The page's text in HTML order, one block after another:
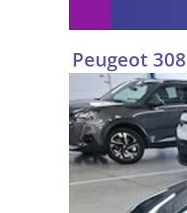
Peugeot